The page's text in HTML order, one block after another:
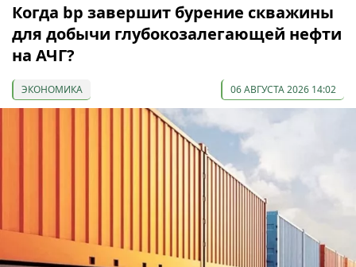
Когда bp завершит бурение скважины
для добычи глубокозалегающей нефти
на АЧГ?
ЭКОНОМИКА 06 АВГУСТА 2026 14:02